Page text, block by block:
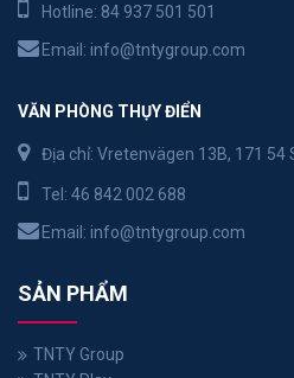
Hotline: 84 937 501 501
Email: info@tntygroup.com
VĂN PHÒNG THỤY ĐIỂN
Địa chỉ: Vretenvägen 13B, 171 54
Tel: 46 842 002 688
Email: info@tntygroup.com
SẢN PHẨM
TNTY Group